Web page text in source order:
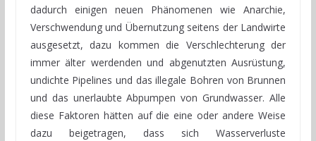
dadurch einigen neuen Phänomenen wie Anarchie,
Verschwendung und Übernutzung seitens der Landwirte
ausgesetzt, dazu kommen die Verschlechterung der
immer älter werdenden und abgenutzten Ausrüstung,
undichte Pipelines und das illegale Bohren von Brunnen
und das unerlaubte Abpumpen von Grundwasser. Alle
diese Faktoren hätten auf die eine oder andere Weise
dazu beigetragen, dass sich Wasserverluste